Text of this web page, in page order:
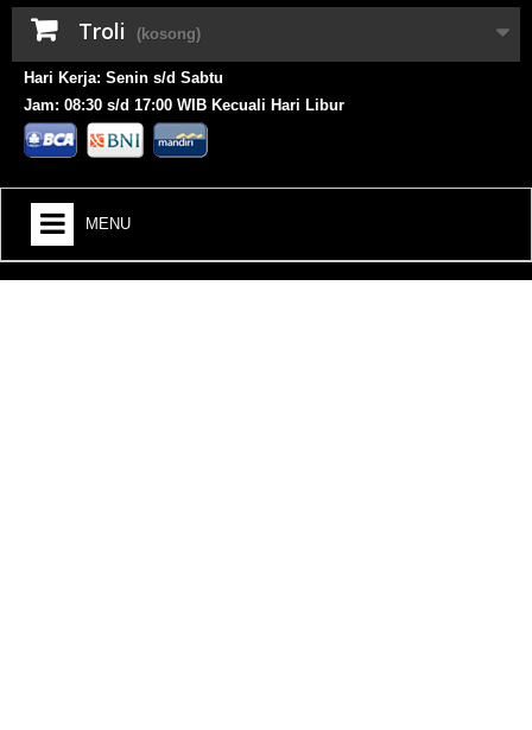
Troli (kosong)
Hari Kerja: Senin s/d Sabtu
Jam: 08:30 s/d 17:00 WIB Kecuali Hari Libur
MENU